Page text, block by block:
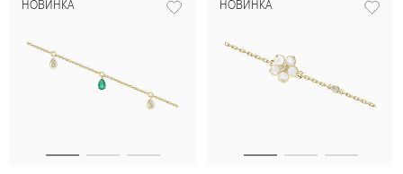
НОВИНКА НОВИНКА